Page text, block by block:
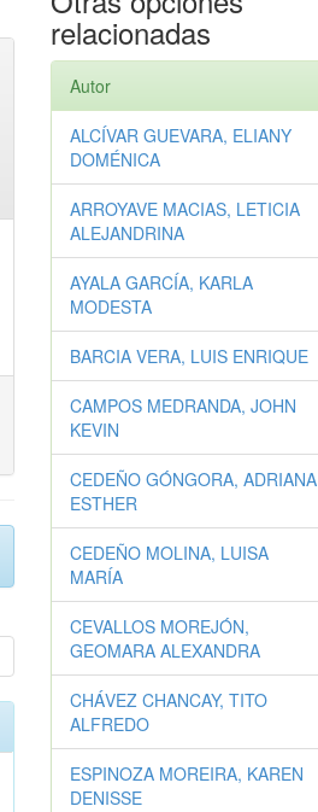
relacionadas
Autor
ALCÍVAR GUEVARA, ELIANY
DOMÉNICA
ARROYAVE MACIAS, LETICIA
ALEJANDRINA
AYALA GARCÍA, KARLA
MODESTA
BARCIA VERA, LUIS ENRIQUE
CAMPOS MEDRANDA, JOHN
KEVIN
CEDEÑO GÓNGORA, ADRIANA
ESTHER
CEDEÑO MOLINA, LUISA
MARÍA
CEVALLOS MOREJÓN,
GEOMARA ALEXANDRA
CHÁVEZ CHANCAY, TITO
ALFREDO
ESPINOZA MOREIRA, KAREN
DENISSE